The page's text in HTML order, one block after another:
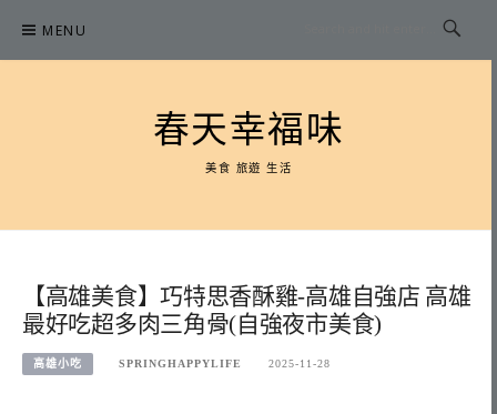
content
MENU
春天幸福味
美食 旅遊 生活
【高雄美食】巧特思香酥雞-高雄自強店 高雄
最好吃超多肉三角骨(自強夜市美食)
高雄小吃 SPRINGHAPPYLIFE 2025-11-28